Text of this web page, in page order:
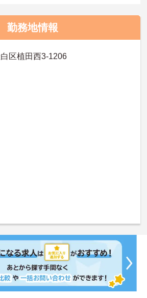
勤務地情報
区植田西3-1206